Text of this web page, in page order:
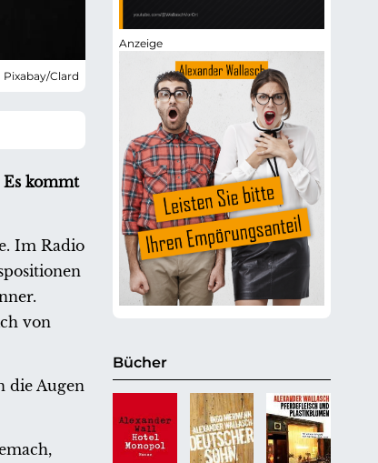
Pixabay/Clard
Es kommt
Im Radio
von
die Augen
Bücher